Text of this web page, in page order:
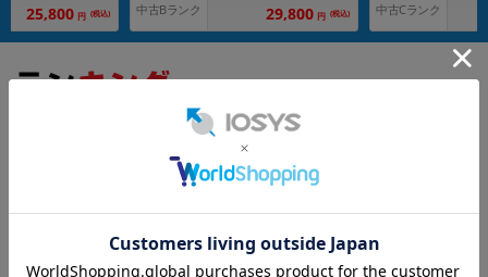
25,800 円 (税込) 中古Bランク 29,800 円 (税込) 中古Cランク